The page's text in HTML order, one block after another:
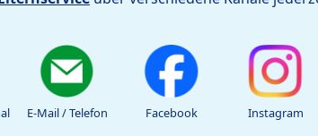
E-Mail / Telefon Facebook Instagram